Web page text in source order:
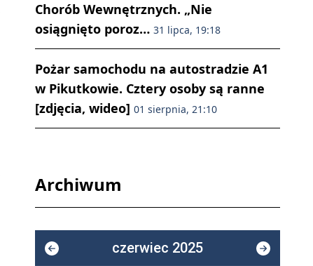
Chorób Wewnętrznych. „Nie
osiągnięto poroz… 31 lipca, 19:18
Pożar samochodu na autostradzie A1
w Pikutkowie. Cztery osoby są ranne
[zdjęcia, wideo] 01 sierpnia, 21:10
Archiwum
czerwiec 2025